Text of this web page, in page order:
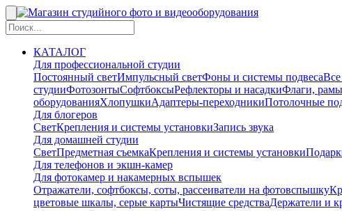
КАТАЛОГ
Для профессиональной студии
Постоянный светИмпульсный светФоны и системы подвеса
студииФотозонтыСофтбоксыРефлекторы и насадкиФлаги,
оборудованияХлопушкиАдаптеры-переходникиПотолочные
Для блогеров
СветКрепления и системы установкиЗапись звука
Для домашней студии
СветПредметная съемкаКрепления и системы установки
Для телефонов и экшн-камер
Для фотокамер и накамерных вспышек
Отражатели, софтбоксы, соты, рассеиватели на фотовспышку
цветовые шкалы, серые картыЧистящие средстваДержатели и